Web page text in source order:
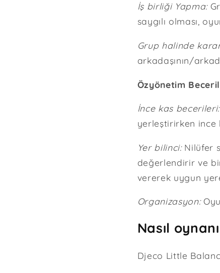
İş birliği Yapma:
saygılı olması,
Grup halinde
arkadaşının/
Özyönetim
İnce kas becerileri:
yerleştirirken ince
Yer bilinci:Nilüfer
değerlendirir ve
vererek uygun
Organizasyon:
Nasıl
Djeco Little